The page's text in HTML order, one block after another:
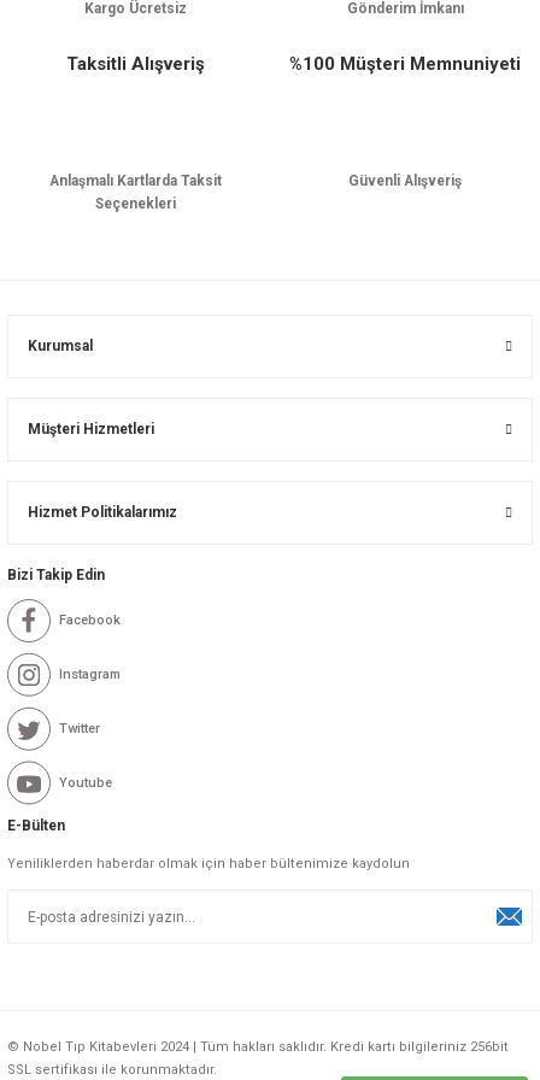
Kargo Ücretsiz
Gönderim İmkanı
Taksitli Alışveriş
Anlaşmalı Kartlarda Taksit
Seçenekleri
%100 Müşteri Memnuniyeti
Güvenli Alışveriş
Kurumsal
Müşteri Hizmetleri
Hizmet Politikalarımız
Bizi Takip Edin
Facebook
Instagram
Twitter
Youtube
E-Bülten
Yeniliklerden haberdar olmak için haber bültenimize kaydolun
© Nobel Tıp Kitabevleri 2024 | Tüm hakları saklıdır. Kredi kartı bilgileriniz 256bit
SSL sertifikası ile korunmaktadır.